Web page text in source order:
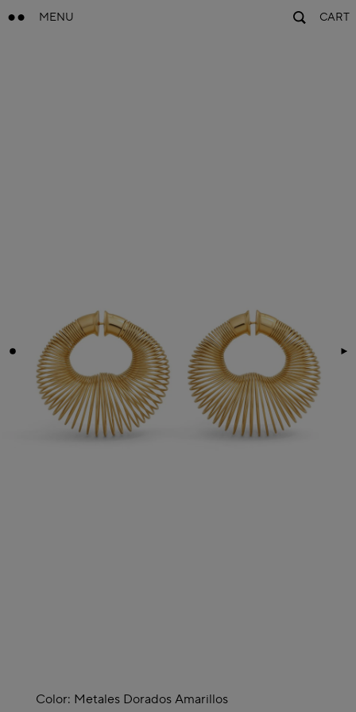
MENU CART
Color: Metales Dorados Amarillos